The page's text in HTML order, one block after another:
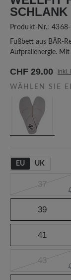
CHLANK
Produkt-Nr.:
Fußbett aus BÄR-
Aufprallenergie.
CHF 29.00 inkl.
WÄHLEN SIE
EU UK
37
39
41
43